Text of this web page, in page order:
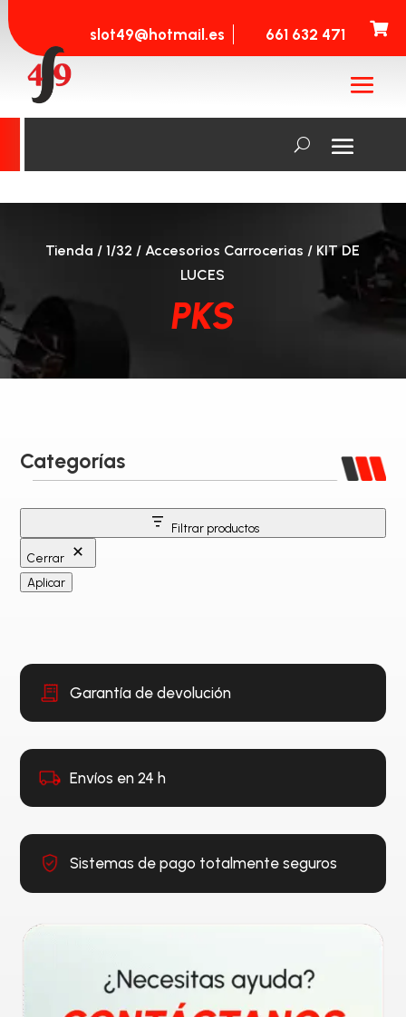
slot49@hotmail.es 661 632 471 
Tienda /1/32 /Accesorios Carrocerias / KIT DE
LUCES
PKS
Categorías
Filtrar productos
Cerrar
Aplicar
Garantía de devolución
Envíos en 24 h
Sistemas de pago totalmente seguros